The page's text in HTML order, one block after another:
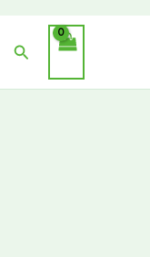
Search